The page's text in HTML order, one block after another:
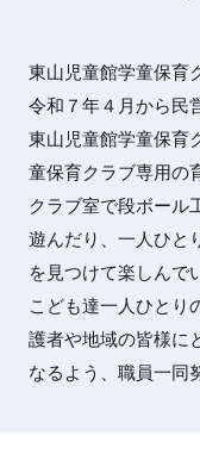
東山児童館学童保育
令和７年４月から民
東山児童館学童保育
童保育クラブ専用の
クラブ室で段ボール
遊んだり、一人ひと
を見つけて楽しんで
こども達一人ひとり
護者や地域の皆様に
なるよう、職員一同